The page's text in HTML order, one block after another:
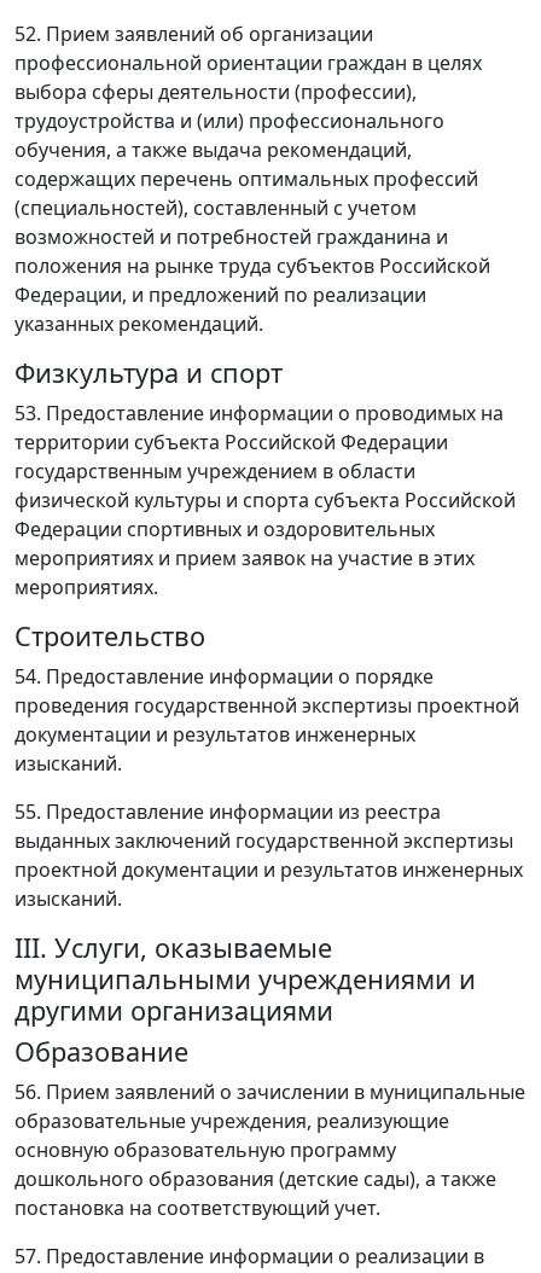
52. Прием заявлений об организации
профессиональной ориентации граждан в целях
выбора сферы деятельности (профессии),
трудоустройства и (или) профессионального
обучения, а также выдача рекомендаций,
содержащих перечень оптимальных профессий
(специальностей), составленный с учетом
возможностей и потребностей гражданина и
положения на рынке труда субъектов Российской
Федерации, и предложений по реализации
указанных рекомендаций.
Физкультура и спорт
53. Предоставление информации о проводимых на
территории субъекта Российской Федерации
государственным учреждением в области
физической культуры и спорта субъекта Российской
Федерации спортивных и оздоровительных
мероприятиях и прием заявок на участие в этих
мероприятиях.
Строительство
54. Предоставление информации о порядке
проведения государственной экспертизы проектной
документации и результатов инженерных
изысканий.
55. Предоставление информации из реестра
выданных заключений государственной экспертизы
проектной документации и результатов инженерных
изысканий.
III. Услуги, оказываемые
муниципальными учреждениями и
другими организациями
Образование
56. Прием заявлений о зачислении в муниципальные
образовательные учреждения, реализующие
основную образовательную программу
дошкольного образования (детские сады), а также
постановка на соответствующий учет.
57. Предоставление информации о реализации в